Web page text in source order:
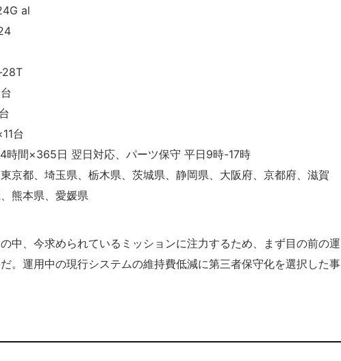
al
28T
台
時間×365日 翌日対応、パーツ保守 平日9時-17時
京都、埼玉県、栃木県、茨城県、静岡県、大阪府、京都府、滋賀
熊本県、愛媛県
中、今求められているミッションに注力するため、まず目の前の運
。運用中の現行システムの維持費低減に第三者保守化を選択した事